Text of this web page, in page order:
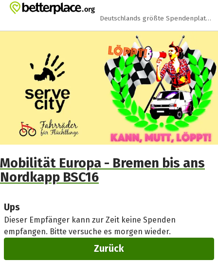
Zum Hauptinhalt springen
Erklärung zur Barrierefreiheit anzeigen
Deutschlands größte Spendenplattform
Mobilität Europa - Bremen bis ans
Nordkapp BSC16
Ups
Dieser Empfänger kann zur Zeit keine Spenden
empfangen. Bitte versuche es morgen wieder.
Zurück